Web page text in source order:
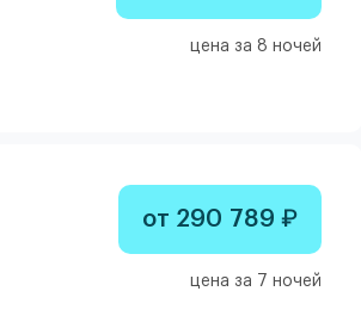
цена за 8 ночей
от 290 789 ₽
цена за 7 ночей